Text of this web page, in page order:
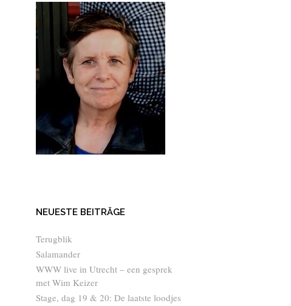
NEUESTE BEITRÄGE
Terugblik
Salamander
WWW live in Utrecht – een gesprek
met Wim Keizer
Stage, dag 19 & 20: De laatste loodjes